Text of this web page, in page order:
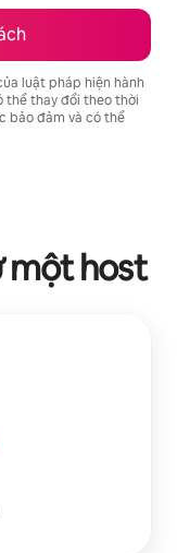
luật pháp hiện hành
thể thay đổi theo thời
bảo đảm và có thể
một host